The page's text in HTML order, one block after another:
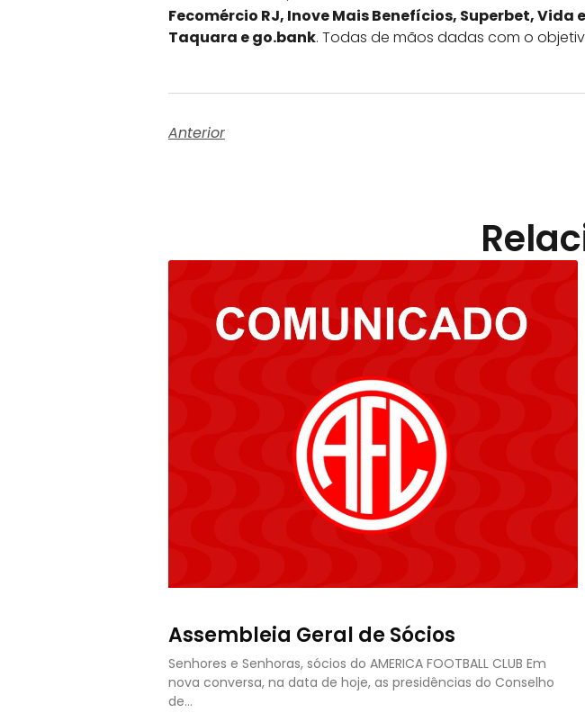
Fecomércio RJ, Inove Mais Benefícios, Superbet,
Taquara e go.bank. Todas de mãos dadas com o
Anterior
Assembleia Geral de Sócios
Senhores e Senhoras, sócios do AMERICA FOOTBALL CLUB Em
nova conversa, na data de hoje, as presidências do Conselho
de…